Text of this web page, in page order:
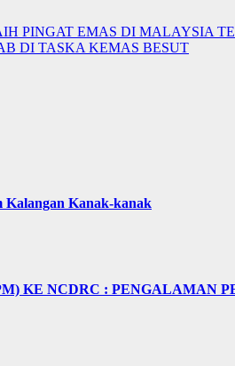
PINGAT EMAS DI MALAYSIA
DI TASKA KEMAS BESUT
Kalangan Kanak-kanak
KE NCDRC :